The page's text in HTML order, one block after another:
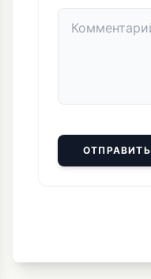
ОТПРАВИТЬ